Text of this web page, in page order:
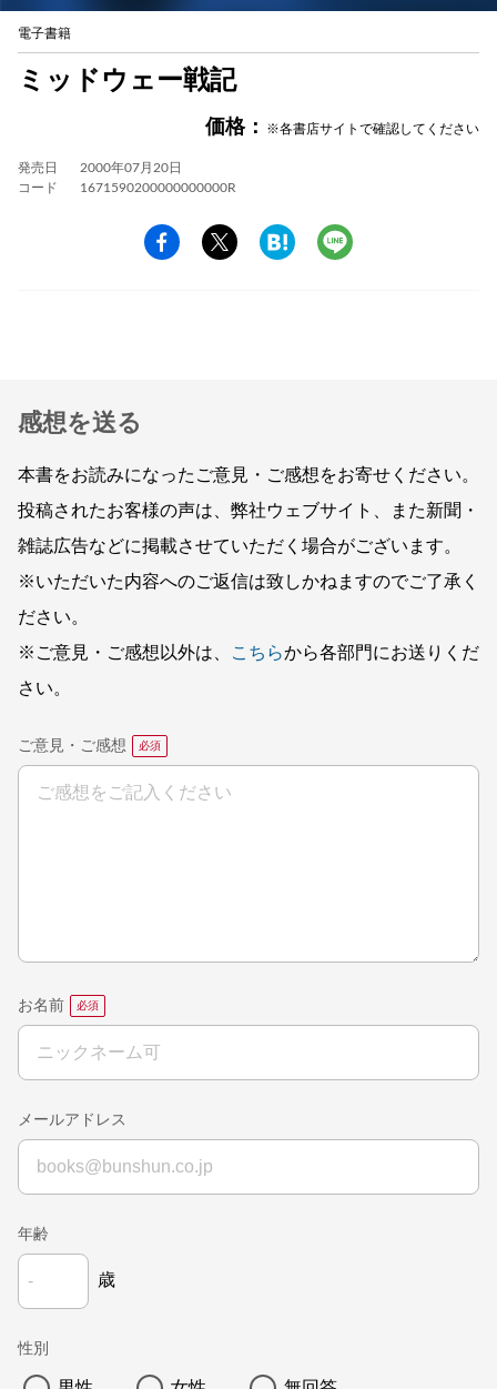
電子書籍
ミッドウェー戦記
価格： ※各書店サイトで確認してください
発売日
2000年07月20日
コード
1671590200000000000R
感想を送る
本書をお読みになったご意見・ご感想をお寄せください。
投稿されたお客様の声は、弊社ウェブサイト、また新聞・
雑誌広告などに掲載させていただく場合がございます。
※いただいた内容へのご返信は致しかねますのでご了承く
ださい。
※ご意見・ご感想以外は、
こちらから各部門にお送りくだ
さい。
ご意見・ご感想
お名前
メールアドレス
年齢
歳
性別